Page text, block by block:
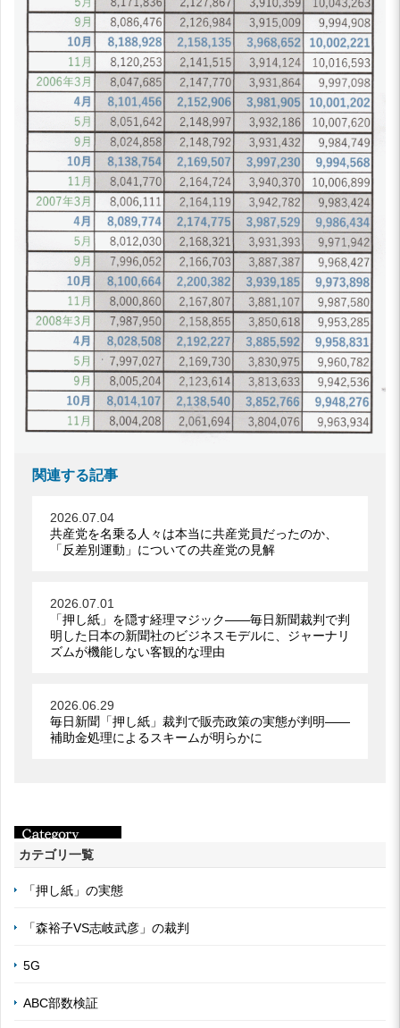
関連する記事
2026.07.04
共産党を名乗る人々は本当に共産党員だったのか、
「反差別運動」についての共産党の見解
2026.07.01
「押し紙」を隠す経理マジック――毎日新聞裁判で判
明した日本の新聞社のビジネスモデルに、ジャーナリ
ズムが機能しない客観的な理由
2026.06.29
毎日新聞「押し紙」裁判で販売政策の実態が判明――
補助金処理によるスキームが明らかに
カテゴリ一覧
「押し紙」の実態
「森裕子VS志岐武彦」の裁判
5G
ABC部数検証